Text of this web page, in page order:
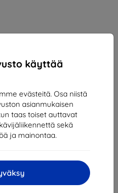
käyttää
evästeitä. Osa niistä
asianmukaisen
taas toiset auttavat
sekä
ja mainontaa.
film for Samsung